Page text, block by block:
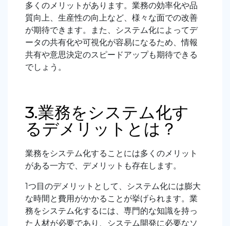
多くのメリットがあります。業務の効率化や品
質向上、生産性の向上など、様々な面での改善
が期待できます。また、システム化によってデ
ータの共有化や可視化が容易になるため、情報
共有や意思決定のスピードアップも期待できる
でしょう。
3.業務をシステム化す
るデメリットとは？
業務をシステム化することには多くのメリット
がある一方で、デメリットも存在します。
1つ目のデメリットとして、システム化には膨大
な時間と費用がかかることが挙げられます。業
務をシステム化するには、専門的な知識を持っ
た人材が必要であり、システム開発に必要なソ